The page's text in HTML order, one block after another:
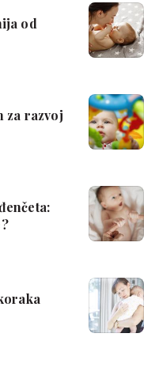
od
za razvoj